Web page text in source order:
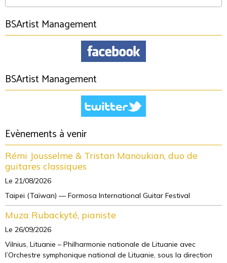
BSArtist Management
BSArtist Management
Evènements à venir
Rémi Jousselme & Tristan Manoukian, duo de
guitares classiques
Le 21/08/2026
Taipei (Taïwan) — Formosa International Guitar Festival
Muza Rubackyté, pianiste
Le 26/09/2026
Vilnius, Lituanie – Philharmonie nationale de Lituanie avec
l’Orchestre symphonique national de Lituanie, sous la direction